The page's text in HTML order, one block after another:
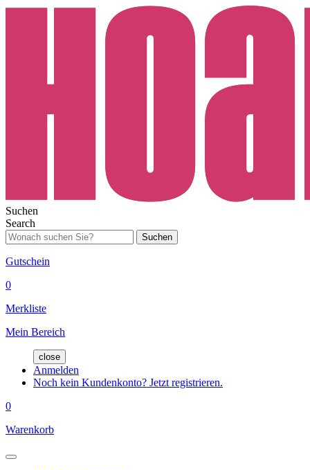
Suchen
Search
Suchen
Gutschein
0
Merkliste
Mein Bereich
close
Anmelden
Noch kein Kundenkonto? Jetzt registrieren.
0
Warenkorb